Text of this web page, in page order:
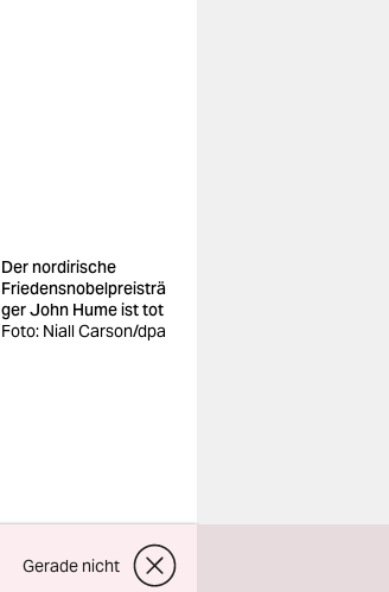
Der nordirische
Friedensnobelpreisträ
ger John Hume ist tot
Foto: Niall Carson/dpa
Gerade nicht